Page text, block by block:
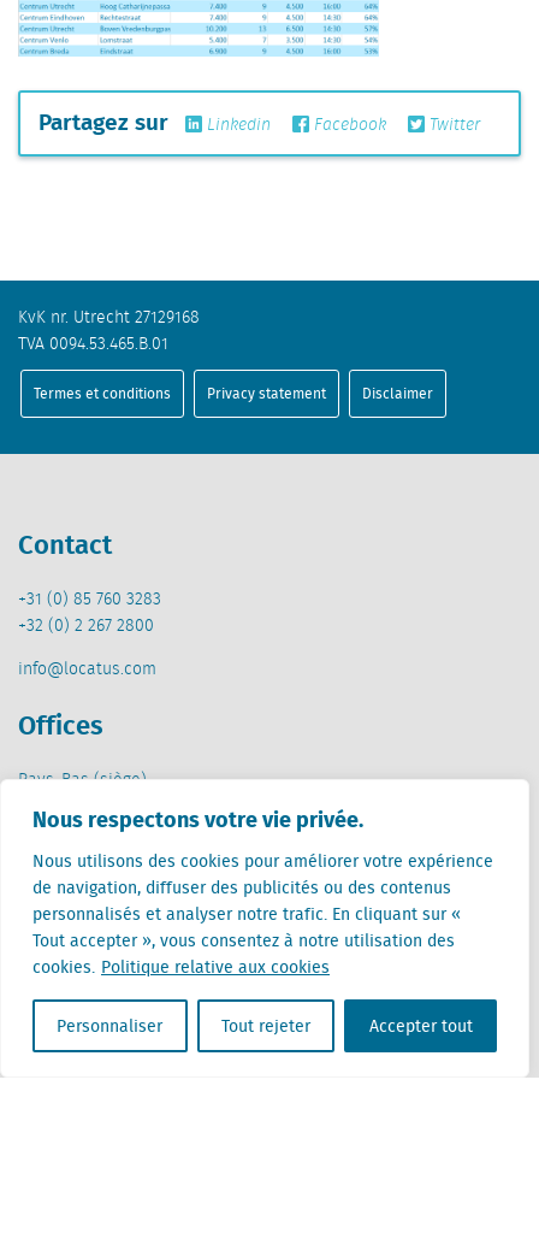
Nous respectons votre vie privée.
Nous utilisons des cookies pour améliorer votre expérience
de navigation, diffuser des publicités ou des contenus
personnalisés et analyser notre trafic. En cliquant sur «
Tout accepter », vous consentez à notre utilisation des
cookies. Politique relative aux cookies
Personnaliser Tout rejeter Accepter tout
Partagez sur Linkedin Facebook Twitter
KvK nr. Utrecht 27129168
TVA 0094.53.465.B.01
Termes et conditions Privacy statement Disclaimer
Contact
+31 (0) 85 760 3283
+32 (0) 2 267 2800
info@locatus.com
Offices
Pays-Bas (siège)
Creative Valley
Stationsplein 32
3511 ED Utrecht
Belgique
Rue Cantersteen 47
1000 Bruxelles